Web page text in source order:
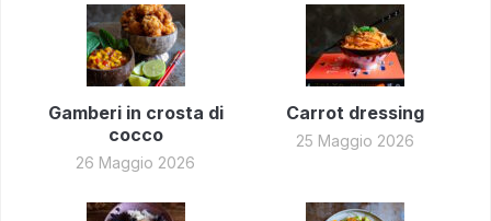
Gamberi in crosta di
cocco
26 Maggio 2026
Carrot dressing
25 Maggio 2026